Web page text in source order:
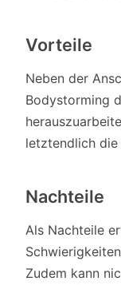
Vorteile
Neben der
Bodystorming
letztendlich die
Nachteile
Als Nachteile
Zudem kann